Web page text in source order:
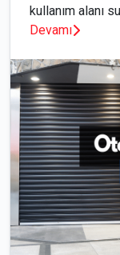
kullanım alanı
Devamı